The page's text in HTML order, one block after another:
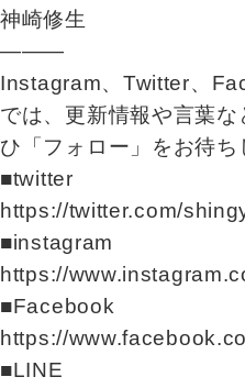
神崎修生
―――
Instagram、Twitter、
では、更新情報や言葉
ひ「フォロー」をお待ち
■twitter
https://twitter.com/
■instagram
https://
■Facebook
https://
■LINE